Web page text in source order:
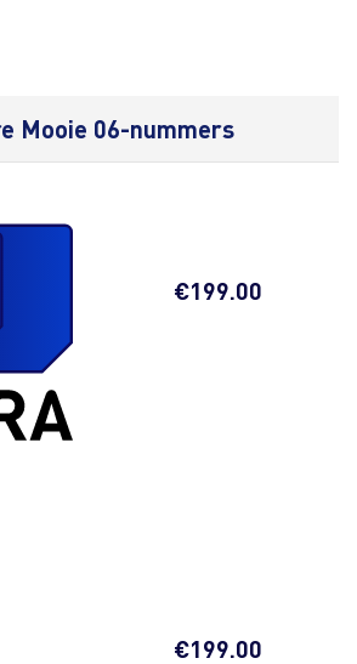
Mooie 06-nummers
€199.00
€199.00